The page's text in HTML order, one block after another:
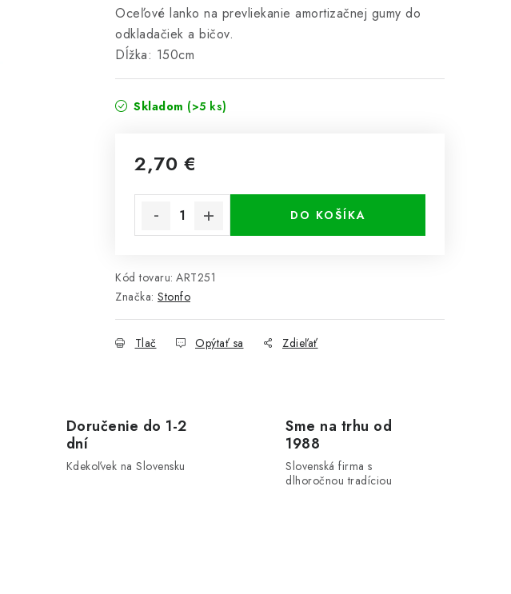
Oceľové lanko na prevliekanie amortizačnej gumy do
odkladačiek a bičov.
Dĺžka: 150cm
Skladom (>5 ks)
2,70 €
DO KOŠÍKA
Kód tovaru: ART251
Značka: Stonfo
Tlač Opýtať sa Zdieľať
Doručenie do 1-2
dní
Kdekoľvek na Slovensku
Sme na trhu od
1988
Slovenská firma s
dlhoročnou tradíciou